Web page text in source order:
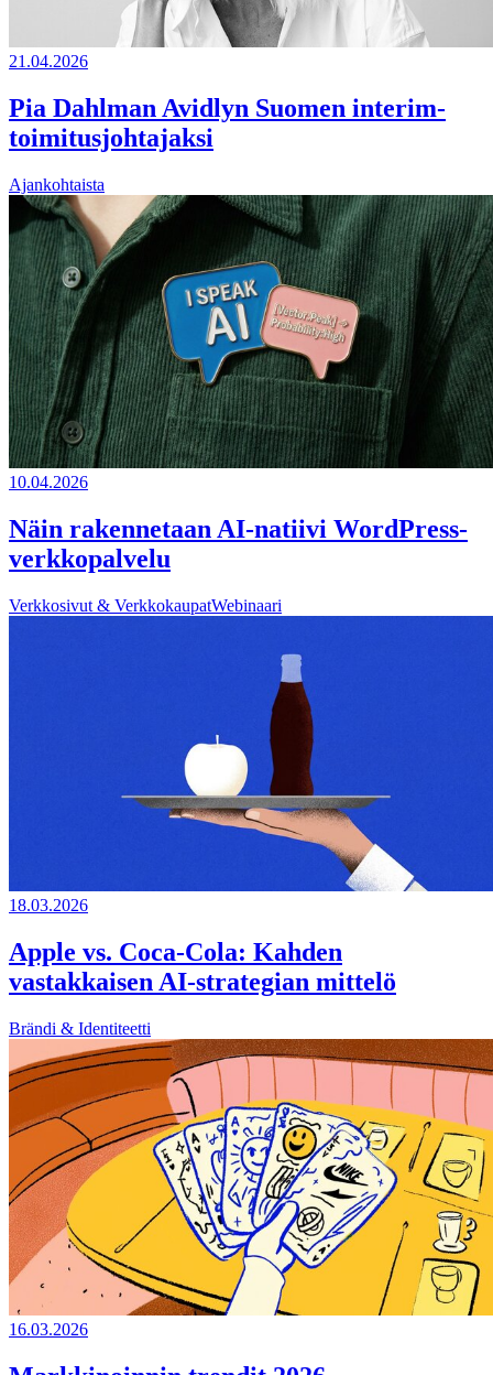
21.04.2026
Pia Dahlman Avidlyn Suomen interim-
toimitusjohtajaksi
Ajankohtaista
10.04.2026
Näin rakennetaan AI-natiivi WordPress-
verkkopalvelu
Verkkosivut & VerkkokaupatWebinaari
18.03.2026
Apple vs. Coca-Cola: Kahden
vastakkaisen AI-strategian mittelö
Brändi & Identiteetti
16.03.2026